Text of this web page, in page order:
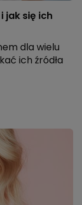
jak się ich
dla wielu
ich źródła